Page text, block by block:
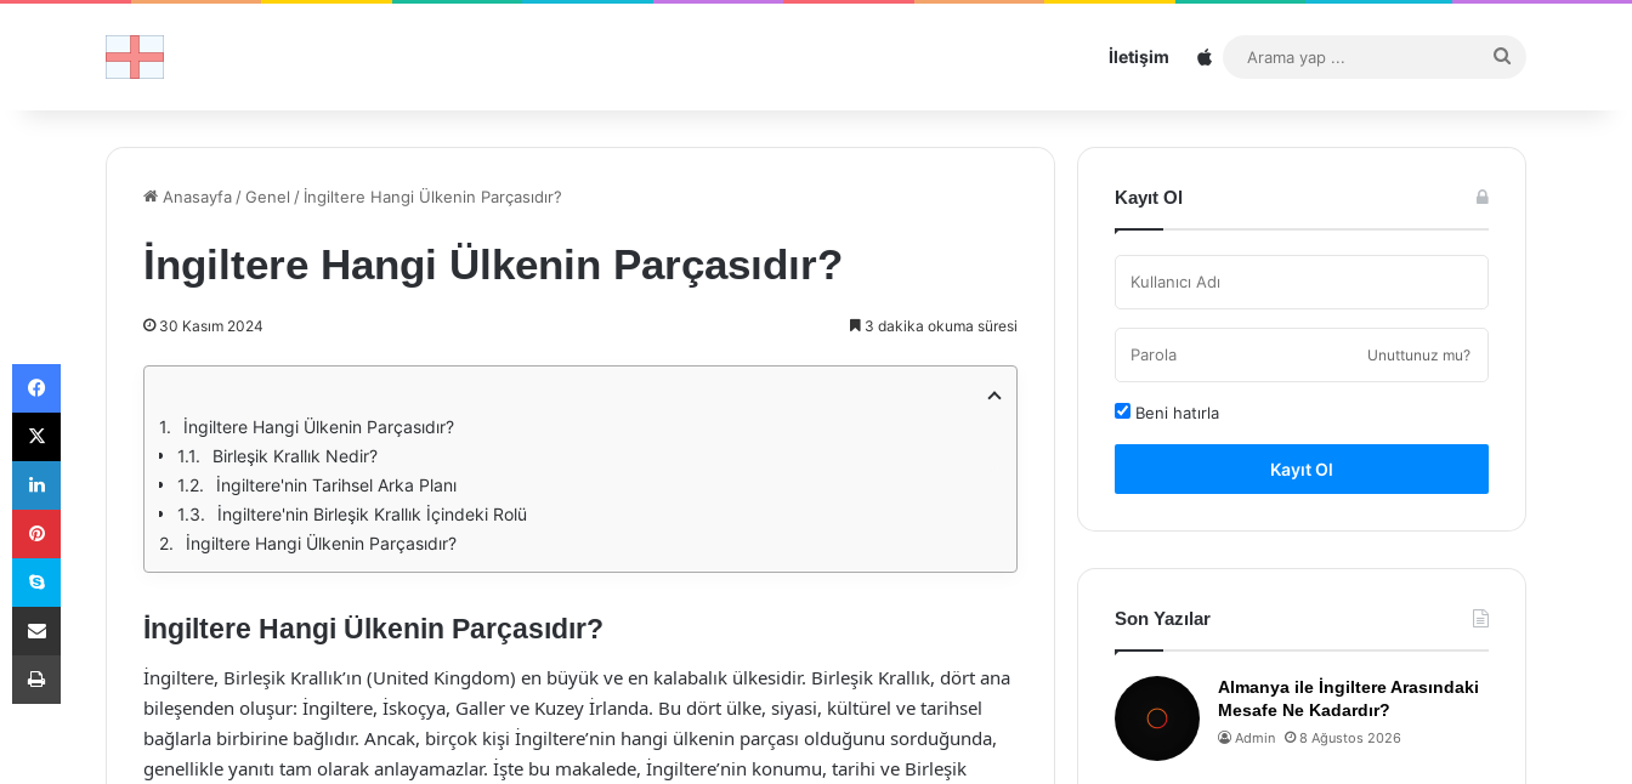
İletişim Sitemap
...
Anasayfa /Genel / İngiltere Hangi Ülkenin Parçasıdır?
İngiltere Hangi Ülkenin Parçasıdır?
30 Kasım 2024 3 dakika okuma süresi
İngiltere Hangi Ülkenin Parçasıdır?
Birleşik Krallık Nedir?
İngiltere'nin Tarihsel Arka Planı
İngiltere'nin Birleşik Krallık İçindeki Rolü
İngiltere Hangi Ülkenin Parçasıdır?
İngiltere Hangi Ülkenin Parçasıdır?
İngiltere, Birleşik Krallık’ın (United Kingdom) en büyük ve en kalabalık ülkesidir. Birleşik Krallık, dört ana
bileşenden oluşur: İngiltere, İskoçya, Galler ve Kuzey İrlanda. Bu dört ülke, siyasi, kültürel ve tarihsel
bağlarla birbirine bağlıdır. Ancak, birçok kişi İngiltere’nin hangi ülkenin parçası olduğunu sorduğunda,
genellikle yanıtı tam olarak anlayamazlar. İşte bu makalede, İngiltere’nin konumu, tarihi ve Birleşik
Kayıt Ol
Unuttunuz mu?
Beni hatırla
Kayıt Ol
Son Yazılar
Almanya ile İngiltere Arasındaki
Mesafe Ne Kadardır?
Admin 8 Ağustos 2026
Facebook
X
LinkedIn
Pinterest
Skype
E-Posta ile paylaş